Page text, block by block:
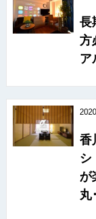
長
方
ア
香
シ
が
丸